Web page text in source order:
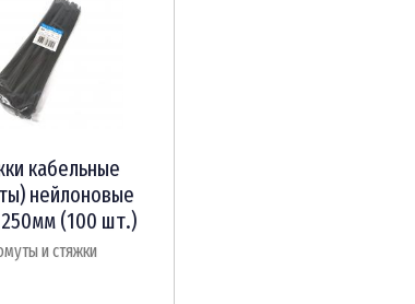
кабельные
нейлоновые
(100 шт.)
и стяжки